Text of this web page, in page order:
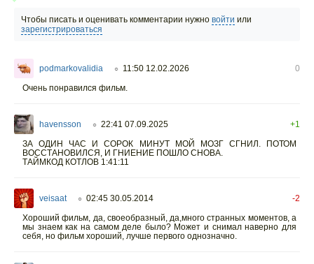
Чтобы писать и оценивать комментарии нужно войти или
зарегистрироваться
podmarkovalidia ○ 11:50 12.02.2026
0
Очень понравился фильм.
havensson ○ 22:41 07.09.2025
+1
ЗА ОДИН ЧАС И СОРОК МИНУТ МОЙ МОЗГ СГНИЛ. ПОТОМ
ВОССТАНОВИЛСЯ, И ГНИЕНИЕ ПОШЛО СНОВА.
ТАЙМКОД КОТЛОВ 1:41:11
veisaat ○ 02:45 30.05.2014
-2
Хороший фильм, да, своеобразный, да,много странных моментов, а
мы знаем как на самом деле было? Может и снимал наверно для
себя, но фильм хороший, лучше первого однозначно.